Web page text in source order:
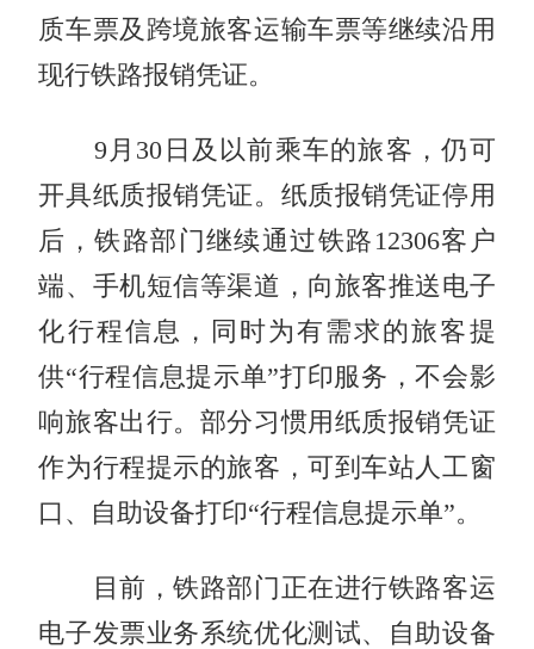
质车票及跨境旅客运输车票等继续沿用
现行铁路报销凭证。
9月30日及以前乘车的旅客，仍可
开具纸质报销凭证。纸质报销凭证停用
后，铁路部门继续通过铁路12306客户
端、手机短信等渠道，向旅客推送电子
化行程信息，同时为有需求的旅客提
供“行程信息提示单”打印服务，不会影
响旅客出行。部分习惯用纸质报销凭证
作为行程提示的旅客，可到车站人工窗
口、自助设备打印“行程信息提示单”。
目前，铁路部门正在进行铁路客运
电子发票业务系统优化测试、自助设备